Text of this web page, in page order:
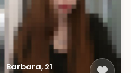
Barbara, 21